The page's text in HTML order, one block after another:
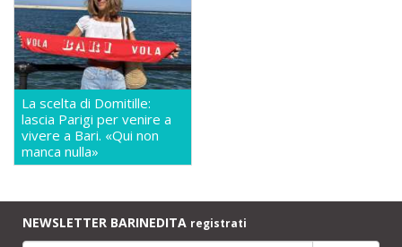
La scelta di Domitille:
lascia Parigi per venire a
vivere a Bari. «Qui non
manca nulla»
NEWSLETTER BARINEDITA registrati